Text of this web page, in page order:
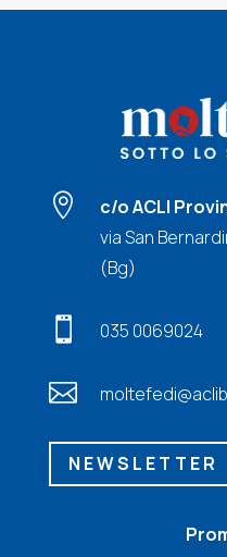

c/o ACLI
via San
(Bg)
 035 0069024

NEWSLETTER